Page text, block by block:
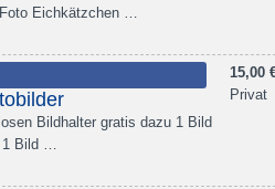
Eichkätzchen …
Bildhalter gratis dazu 1 Bild
1 Bild …
15,00
Privat